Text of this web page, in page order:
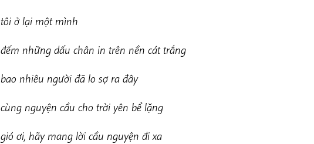
tôi ở lại một mình
đếm những dấu chân in trên nền cát trắng
bao nhiêu người đã lo sợ ra đây
cùng nguyện cầu cho trời yên bể lặng
gió ơi, hãy mang lời cầu nguyện đi xa